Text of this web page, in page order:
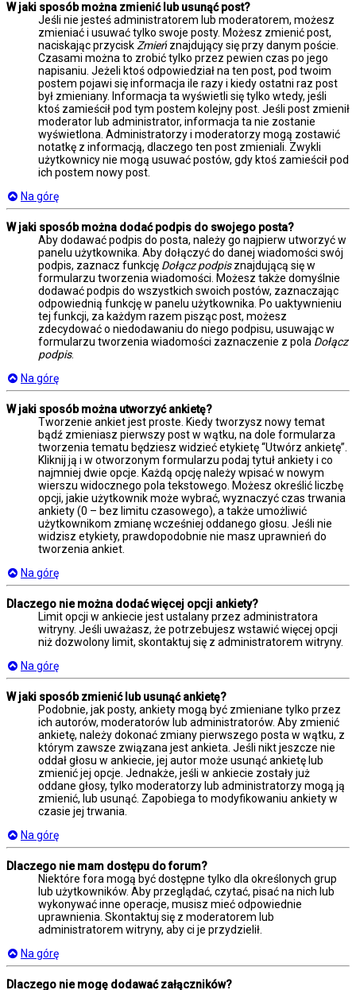
W jaki sposób można zmienić lub usunąć post?
Jeśli nie jesteś administratorem lub moderatorem, możesz
zmieniać i usuwać tylko swoje posty. Możesz zmienić post,
naciskając przyciskZmieńznajdujący się przy danym poście.
Czasami można to zrobić tylko przez pewien czas po jego
napisaniu. Jeżeli ktoś odpowiedział na ten post, pod twoim
postem pojawi się informacja ile razy i kiedy ostatni raz post
był zmieniany. Informacja ta wyświetli się tylko wtedy, jeśli
ktoś zamieścił pod tym postem kolejny post. Jeśli post zmienił
moderator lub administrator, informacja ta nie zostanie
wyświetlona. Administratorzy i moderatorzy mogą zostawić
notatkę z informacją, dlaczego ten post zmieniali. Zwykli
użytkownicy nie mogą usuwać postów, gdy ktoś zamieścił pod
ich postem nowy post.
Na górę
W jaki sposób można dodać podpis do swojego posta?
Aby dodawać podpis do posta, należy go najpierw utworzyć w
panelu użytkownika. Aby dołączyć do danej wiadomości swój
podpis, zaznacz funkcję Dołącz podpisznajdującą się w
formularzu tworzenia wiadomości. Możesz także domyślnie
dodawać podpis do wszystkich swoich postów, zaznaczając
odpowiednią funkcję w panelu użytkownika. Po uaktywnieniu
tej funkcji, za każdym razem pisząc post, możesz
zdecydować o niedodawaniu do niego podpisu, usuwając w
formularzu tworzenia wiadomości zaznaczenie z pola Dołącz
podpis.
Na górę
W jaki sposób można utworzyć ankietę?
Tworzenie ankiet jest proste. Kiedy tworzysz nowy temat
bądź zmieniasz pierwszy post w wątku, na dole formularza
tworzenia tematu będziesz widzieć etykietę “Utwórz ankietę”.
Kliknij ją i w otworzonym formularzu podaj tytuł ankiety i co
najmniej dwie opcje. Każdą opcję należy wpisać w nowym
wierszu widocznego pola tekstowego. Możesz określić liczbę
opcji, jakie użytkownik może wybrać, wyznaczyć czas trwania
ankiety (0 – bez limitu czasowego), a także umożliwić
użytkownikom zmianę wcześniej oddanego głosu. Jeśli nie
widzisz etykiety, prawdopodobnie nie masz uprawnień do
tworzenia ankiet.
Na górę
Dlaczego nie można dodać więcej opcji ankiety?
Limit opcji w ankiecie jest ustalany przez administratora
witryny. Jeśli uważasz, że potrzebujesz wstawić więcej opcji
niż dozwolony limit, skontaktuj się z administratorem witryny.
Na górę
W jaki sposób zmienić lub usunąć ankietę?
Podobnie, jak posty, ankiety mogą być zmieniane tylko przez
ich autorów, moderatorów lub administratorów. Aby zmienić
ankietę, należy dokonać zmiany pierwszego posta w wątku, z
którym zawsze związana jest ankieta. Jeśli nikt jeszcze nie
oddał głosu w ankiecie, jej autor może usunąć ankietę lub
zmienić jej opcje. Jednakże, jeśli w ankiecie zostały już
oddane głosy, tylko moderatorzy lub administratorzy mogą ją
zmienić, lub usunąć. Zapobiega to modyfikowaniu ankiety w
czasie jej trwania.
Na górę
Dlaczego nie mam dostępu do forum?
Niektóre fora mogą być dostępne tylko dla określonych grup
lub użytkowników. Aby przeglądać, czytać, pisać na nich lub
wykonywać inne operacje, musisz mieć odpowiednie
uprawnienia. Skontaktuj się z moderatorem lub
administratorem witryny, aby ci je przydzielił.
Na górę
Dlaczego nie mogę dodawać załączników?